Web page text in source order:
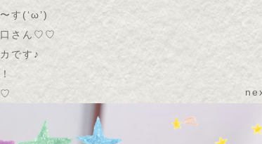
す(‘ω’)
口さん♡♡
です♪
♡